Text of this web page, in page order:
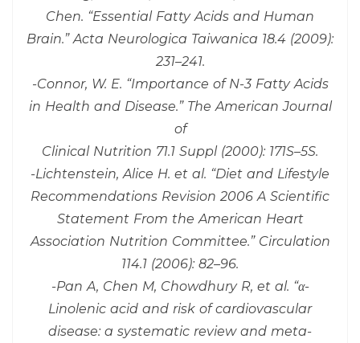
Chen. “Essential Fatty Acids and Human
Brain.” Acta Neurologica Taiwanica 18.4 (2009):
231–241.
-Connor, W. E. “Importance of N-3 Fatty Acids
in Health and Disease.” The American Journal
of
Clinical Nutrition 71.1 Suppl (2000): 171S–5S.
-Lichtenstein, Alice H. et al. “Diet and Lifestyle
Recommendations Revision 2006 A Scientific
Statement From the American Heart
Association Nutrition Committee.” Circulation
114.1 (2006): 82–96.
-Pan A, Chen M, Chowdhury R, et al. “α-
Linolenic acid and risk of cardiovascular
disease: a systematic review and meta-